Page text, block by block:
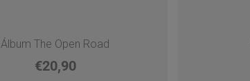
Álbum The Open Road
€20,90